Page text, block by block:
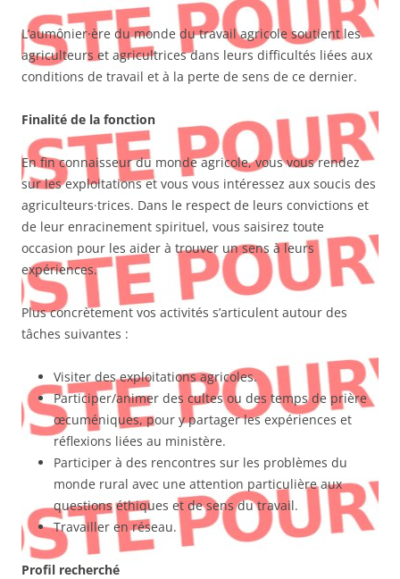
L’aumônier·ère du monde du travail agricole soutient les
agriculteurs et agricultrices dans leurs difficultés liées aux
conditions de travail et à la perte de sens de ce dernier.
Finalité de la fonction
En fin connaisseur du monde agricole, vous vous rendez
sur les exploitations et vous vous intéressez aux soucis des
agriculteurs·trices. Dans le respect de leurs convictions et
de leur enracinement spirituel, vous saisirez toute
occasion pour les aider à trouver un sens à leurs
expériences.
Plus concrètement vos activités s’articulent autour des
tâches suivantes :
Visiter des exploitations agricoles.
Participer/animer des cultes ou des temps de prière
œcuméniques, pour y partager les expériences et
réflexions liées au ministère.
Participer à des rencontres sur les problèmes du
monde rural avec une attention particulière aux
questions éthiques et de sens du travail.
Travailler en réseau.
Profil recherché